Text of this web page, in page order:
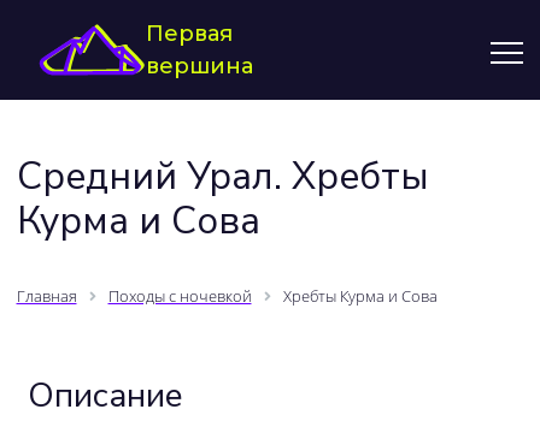
Первая
вершина
Средний Урал. Хребты
Курма и Сова
Главная Походы с ночевкой Хребты Курма и Сова
Описание